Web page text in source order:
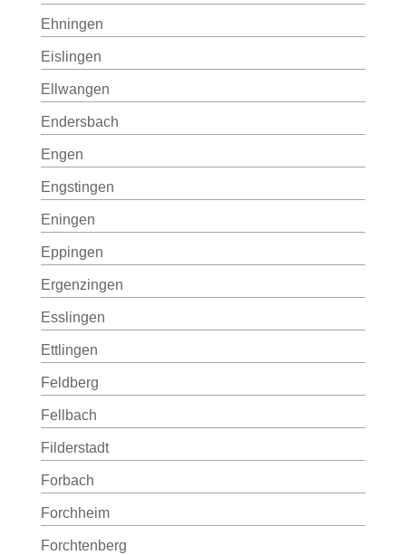
Ehningen
Eislingen
Ellwangen
Endersbach
Engen
Engstingen
Eningen
Eppingen
Ergenzingen
Esslingen
Ettlingen
Feldberg
Fellbach
Filderstadt
Forbach
Forchheim
Forchtenberg